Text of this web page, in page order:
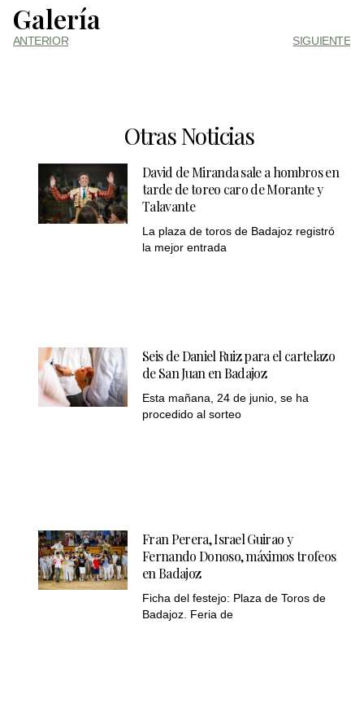
Galería
ANTERIOR SIGUIENTE
Otras Noticias
David de Miranda sale a hombros en
tarde de toreo caro de Morante y
Talavante
La plaza de toros de Badajoz registró
la mejor entrada
Seis de Daniel Ruiz para el cartelazo
de San Juan en Badajoz
Esta mañana, 24 de junio, se ha
procedido al sorteo
Fran Perera, Israel Guirao y
Fernando Donoso, máximos trofeos
en Badajoz
Ficha del festejo: Plaza de Toros de
Badajoz. Feria de